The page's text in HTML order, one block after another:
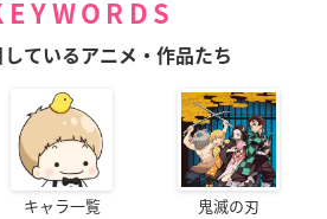
ているアニメ・作品たち
キャラ一覧 鬼滅の刃